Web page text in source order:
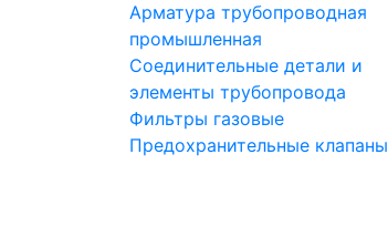
Арматура трубопроводная
промышленная
Соединительные детали и
элементы трубопровода
Фильтры газовые
Предохранительные клапаны